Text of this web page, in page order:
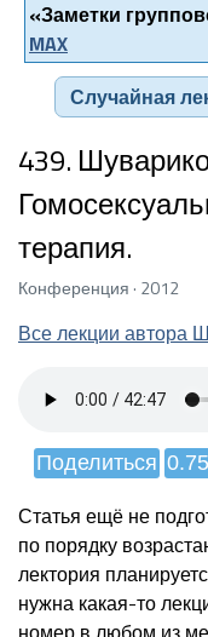
«Заметки
MAX
Случайная
439.
терапия.
Конференция · 2012
Все лекции автора
Поделиться
Статья ещё не
по порядку
лектория
нужна какая-то